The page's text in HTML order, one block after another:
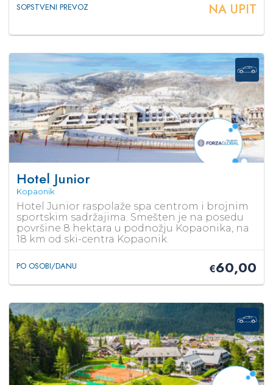
SOPSTVENI PREVOZ NA UPIT
Hotel Junior
Kopaonik
Hotel Junior raspolaže spa centrom i brojnim
sportskim sadržajima. Smešten je na posedu
površine 8 hektara u podnožju Kopaonika, na
18 km od ski-centra Kopaonik.
PO OSOBI/DANU €60,00